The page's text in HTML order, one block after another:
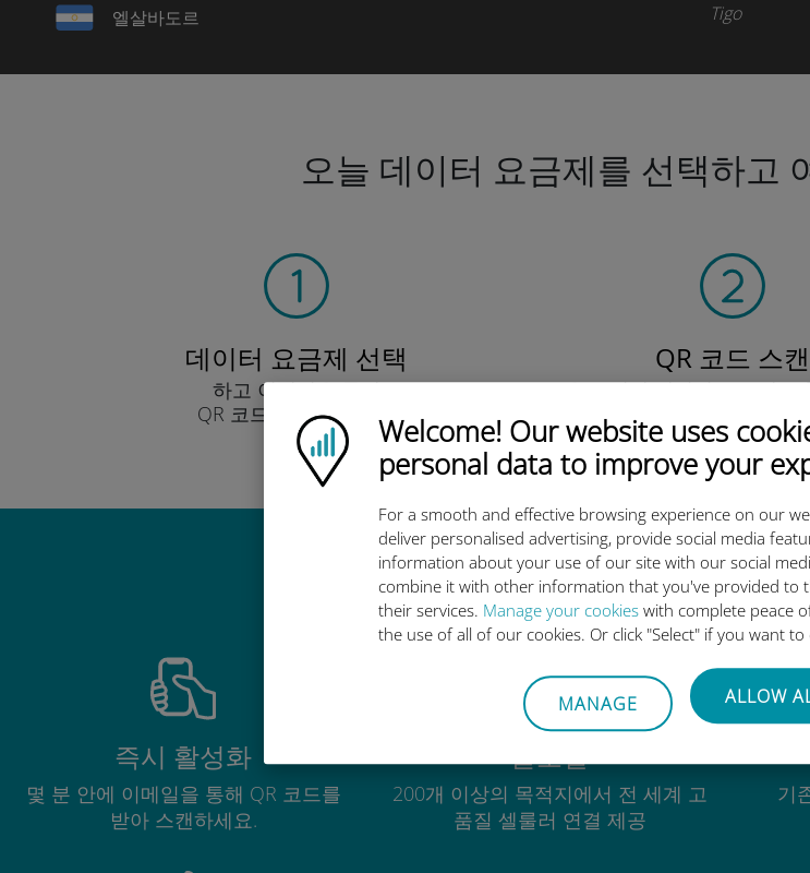
Ubigi logo
Welcome! Our website uses
personal data to improve your
For a smooth and effective browsing experience on our
deliver personalised advertising, provide social media
information about your use of our site with our social
combine it with other information that you've provided to
their services. Manage your cookies with complete peace
the use of all of our cookies. Or click "Select" if you want
MANAGE ALLOW
엘살바도르 Tigo
오늘 데이터 요금제를 선택하고
데이터 요금제 선택
하고 이메일을 통해
QR 코드로 받아보세요.
빨리!
QR 코드 스캔
을 클릭해 데이터 요금제를
유비기 eSIM을 설치하세요.
유비기 국제 eSIM이
즉시 활성화
몇 분 안에 이메일을 통해 QR 코드를
받아 스캔하세요.
글로벌
200개 이상의 목적지에서 전 세계 고
품질 셀룰러 연결 제공
기